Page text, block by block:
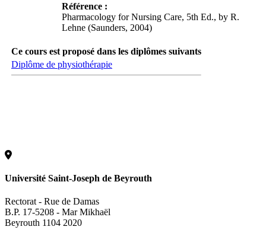
Référence :
Pharmacology for Nursing Care, 5th Ed., by R.
Lehne (Saunders, 2004)
Ce cours est proposé dans les diplômes suivants
Diplôme de physiothérapie
Université Saint-Joseph de Beyrouth
Rectorat - Rue de Damas
B.P. 17-5208 - Mar Mikhaël
Beyrouth 1104 2020